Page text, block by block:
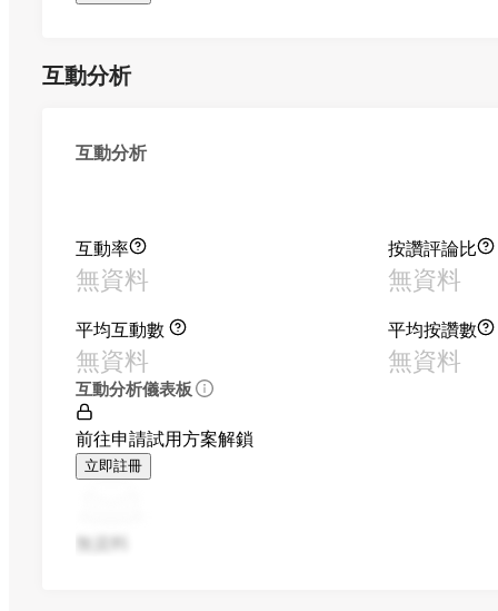
互動分析
互動分析
互動率
無資料
按讚評論比
無資料
平均互動數
無資料
平均按讚數
無資料
互動分析儀表板
前往申請試用方案解鎖
立即註冊
無資料